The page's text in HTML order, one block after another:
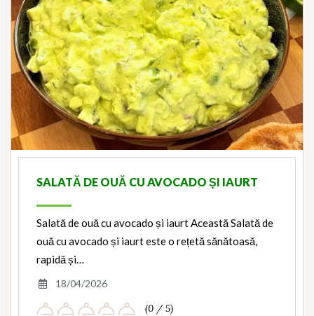
SALATĂ DE OUĂ CU AVOCADO ȘI IAURT
Salată de ouă cu avocado și iaurt Această Salată de
ouă cu avocado și iaurt este o rețetă sănătoasă,
rapidă și…
18/04/2026
(0 / 5)